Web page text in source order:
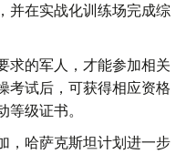
并在实战化训练场完成综
求的军人，才能参加相关
考试后，可获得相应资格
级证书。
，哈萨克斯坦计划进一步